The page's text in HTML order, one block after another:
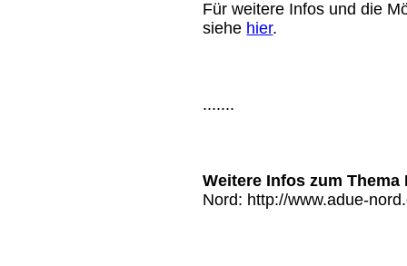
Für weitere Infos und die
siehe hier.
.......
Weitere Infos zum
Nord: http://www.adue-